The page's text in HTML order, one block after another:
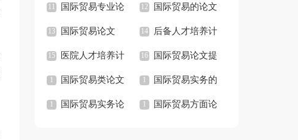
才培养模式改革刍议
国际贸易专业论
文
国际贸易的论文
国际贸易论文 后备人才培养计
划
医院人才培养计
划
国际贸易论文提
纲
国际贸易类论文 国际贸易实务的
论文
国际贸易实务论 国际贸易方面论